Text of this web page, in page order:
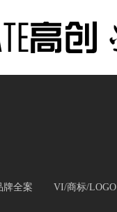
牌全案 VI/商标/LOGO